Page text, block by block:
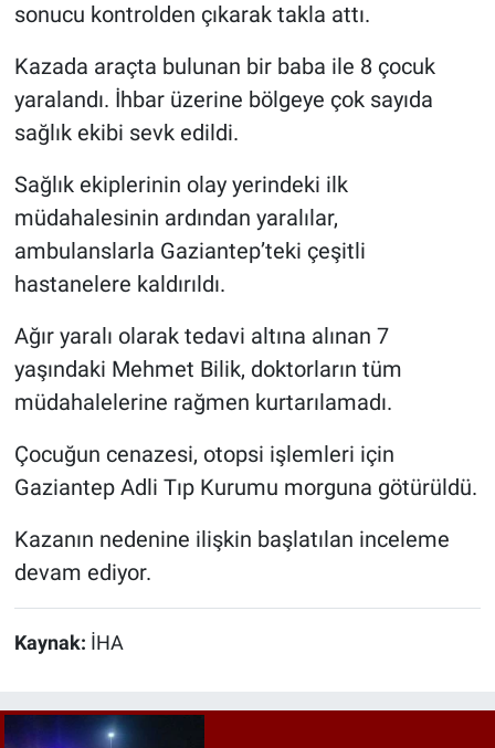
sonucu kontrolden çıkarak takla attı.
Kazada araçta bulunan bir baba ile 8 çocuk
yaralandı. İhbar üzerine bölgeye çok sayıda
sağlık ekibi sevk edildi.
Sağlık ekiplerinin olay yerindeki ilk
müdahalesinin ardından yaralılar,
ambulanslarla Gaziantep’teki çeşitli
hastanelere kaldırıldı.
Ağır yaralı olarak tedavi altına alınan 7
yaşındaki Mehmet Bilik, doktorların tüm
müdahalelerine rağmen kurtarılamadı.
Çocuğun cenazesi, otopsi işlemleri için
Gaziantep Adli Tıp Kurumu morguna götürüldü.
Kazanın nedenine ilişkin başlatılan inceleme
devam ediyor.
Kaynak: İHA